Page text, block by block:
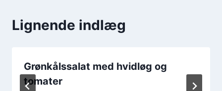
Lignende indlæg
Grønkålssalat med hvidløg og
tomater